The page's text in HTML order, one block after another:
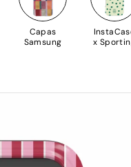
Capas
Samsung
x